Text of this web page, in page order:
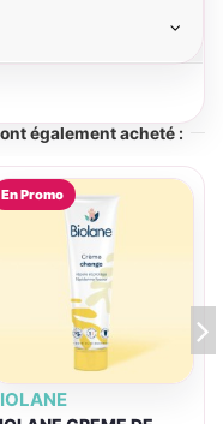
également acheté :
En Promo